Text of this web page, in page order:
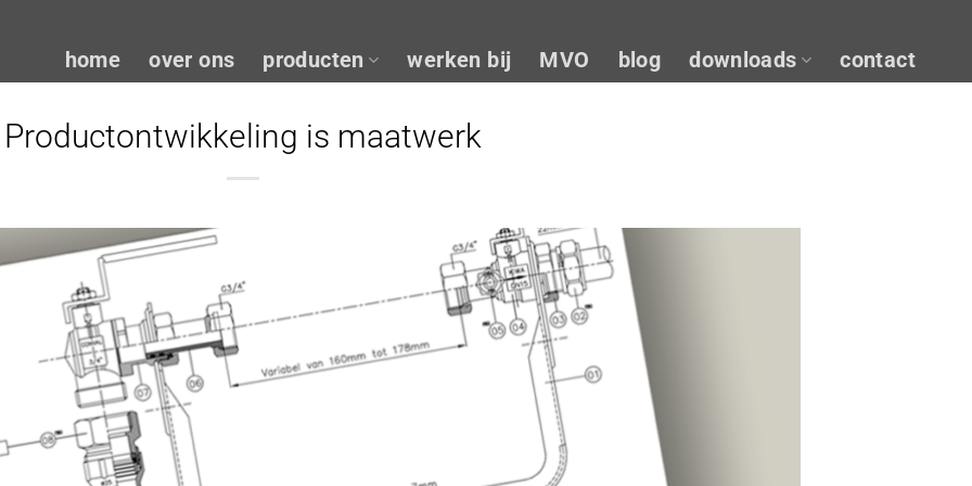
home over ons producten werken bij MVO blog downloads contact
Productontwikkeling is maatwerk